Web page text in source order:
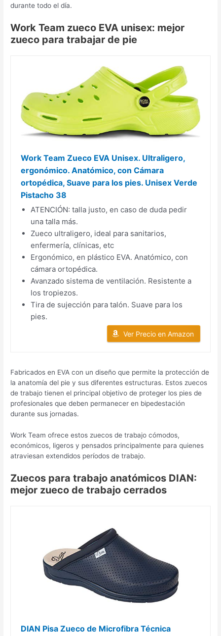
durante todo el día.
Work Team zueco EVA unisex: mejor
zueco para trabajar de pie
Work Team Zueco EVA Unisex. Ultraligero,
ergonómico. Anatómico, con Cámara
ortopédica, Suave para los pies. Unisex Verde
Pistacho 38
ATENCIÓN: talla justo, en caso de duda pedir
una talla más.
Zueco ultraligero, ideal para sanitarios,
enfermería, clínicas, etc
Ergonómico, en plástico EVA. Anatómico, con
cámara ortopédica.
Avanzado sistema de ventilación. Resistente a
los tropiezos.
Tira de sujección para talón. Suave para los
pies.
Ver Precio en Amazon
Fabricados en EVA con un diseño que permite la protección de
la anatomía del pie y sus diferentes estructuras. Estos zuecos
de trabajo tienen el principal objetivo de proteger los pies de
profesionales que deben permanecer en bipedestación
durante sus jornadas.
Work Team ofrece estos zuecos de trabajo cómodos,
económicos, ligeros y pensados principalmente para quienes
atraviesan extendidos períodos de trabajo.
Zuecos para trabajo anatómicos DIAN:
mejor zueco de trabajo cerrados
DIAN Pisa Zueco de Microfibra Técnica